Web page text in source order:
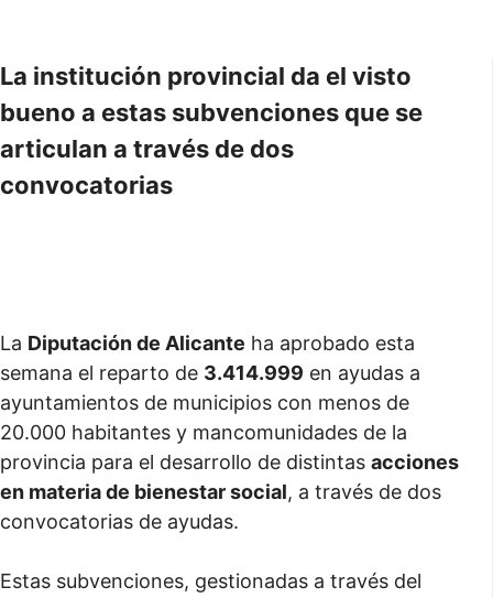
La institución provincial da el visto
bueno a estas subvenciones que se
articulan a través de dos
convocatorias
La Diputación de Alicante ha aprobado esta
semana el reparto de 3.414.999 en ayudas a
ayuntamientos de municipios con menos de
20.000 habitantes y mancomunidades de la
provincia para el desarrollo de distintas acciones
en materia de bienestar social, a través de dos
convocatorias de ayudas.
Estas subvenciones, gestionadas a través del